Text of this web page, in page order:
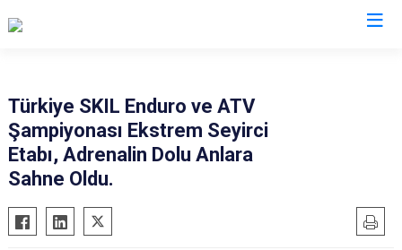
Türkiye SKIL Enduro ve ATV
Şampiyonası Ekstrem Seyirci
Etabı, Adrenalin Dolu Anlara
Sahne Oldu.